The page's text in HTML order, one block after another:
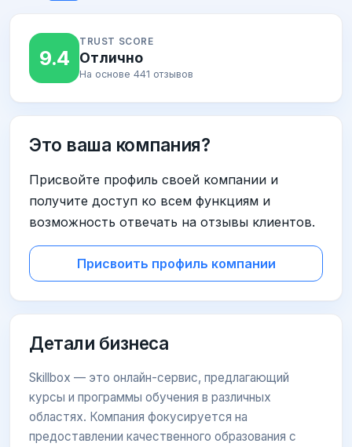
9.4
TRUST SCORE
Отлично
На основе 441 отзывов
Это ваша компания?
Присвойте профиль своей компании и
получите доступ ко всем функциям и
возможность отвечать на отзывы клиентов.
Присвоить профиль компании
Детали бизнеса
Skillbox — это онлайн-сервис, предлагающий
курсы и программы обучения в различных
областях. Компания фокусируется на
предоставлении качественного образования с